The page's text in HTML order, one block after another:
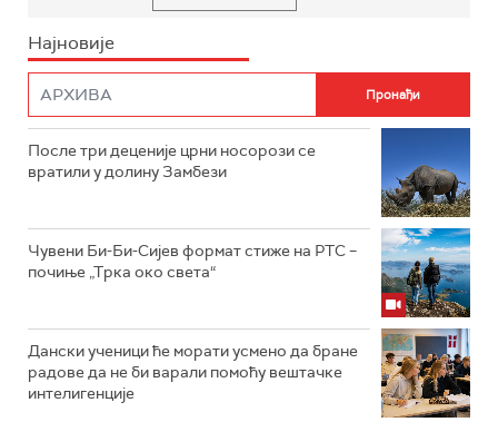
Најновије
После три деценије црни носорози се
вратили у долину Замбези
Чувени Би-Би-Сијев формат стиже на РТС –
почиње „Трка око света“
Дански ученици ће морати усмено да бране
радове да не би варали помоћу вештачке
интелигенције